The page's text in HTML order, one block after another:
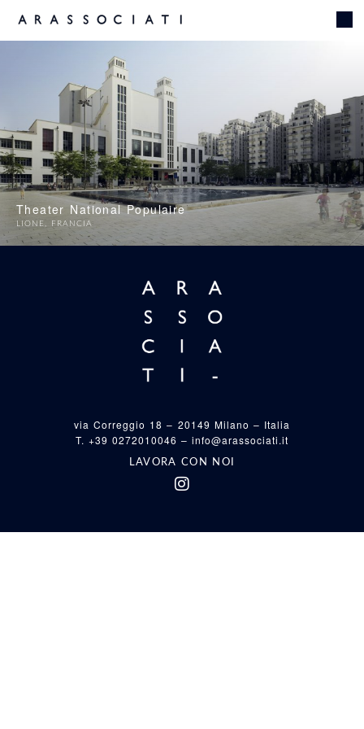
Theater National Populaire
LIONE , FRANCIA
via Correggio 18 – 20149 Milano – Italia
T. +39 0272010046 –info@arassociati.it
LAVORA CON NOI